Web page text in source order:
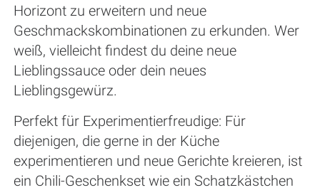
Horizont zu erweitern und neue
Geschmackskombinationen zu erkunden. Wer
weiß, vielleicht findest du deine neue
Lieblingssauce oder dein neues
Lieblingsgewürz.
Perfekt für Experimentierfreudige: Für
diejenigen, die gerne in der Küche
experimentieren und neue Gerichte kreieren, ist
ein Chili-Geschenkset wie ein Schatzkästchen